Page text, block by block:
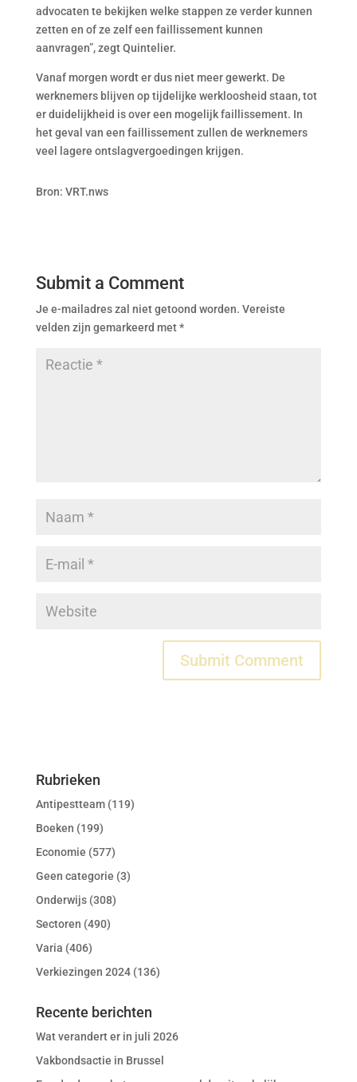
advocaten te bekijken welke stappen ze verder kunnen
zetten en of ze zelf een faillissement kunnen
aanvragen”, zegt Quintelier.
Vanaf morgen wordt er dus niet meer gewerkt. De
werknemers blijven op tijdelijke werkloosheid staan, tot
er duidelijkheid is over een mogelijk faillissement. In
het geval van een faillissement zullen de werknemers
veel lagere ontslagvergoedingen krijgen.
Bron: VRT.nws
Submit a Comment
Je e-mailadres zal niet getoond worden. Vereiste
velden zijn gemarkeerd met*
Rubrieken
Antipestteam(119)
Boeken (199)
Economie (577)
Geen categorie (3)
Onderwijs(308)
Sectoren (490)
Varia (406)
Verkiezingen 2024(136)
Recente berichten
Wat verandert er in juli 2026
Vakbondsactie in Brussel